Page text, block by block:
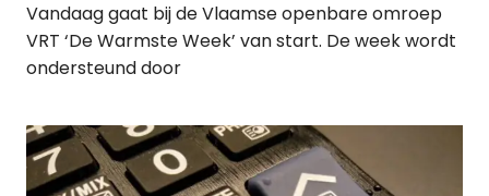
Vandaag gaat bij de Vlaamse openbare omroep
VRT ‘De Warmste Week’ van start. De week wordt
ondersteund door